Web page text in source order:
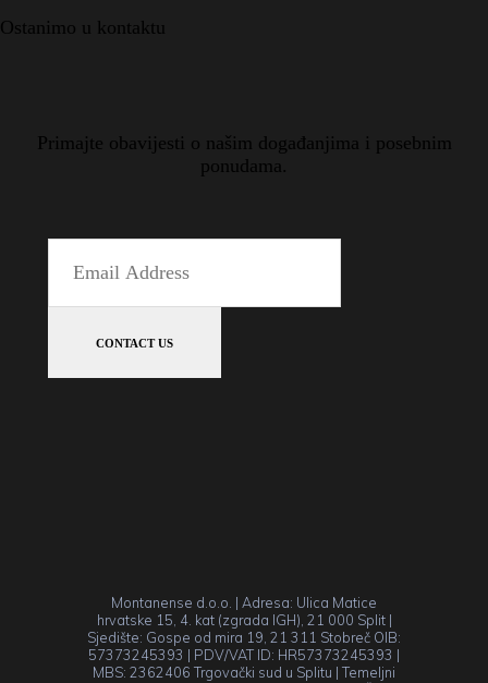
Ostanimo u kontaktu
Primajte obavijesti o našim događanjima i posebnim
ponudama.
Montanense d.o.o. | Adresa: Ulica Matice
hrvatske 15, 4. kat (zgrada IGH), 21 000 Split |
Sjedište: Gospe od mira 19, 21 311 Stobreč OIB:
57373245393 | PDV/VAT ID: HR57373245393 |
MBS: 2362406 Trgovački sud u Splitu | Temeljni